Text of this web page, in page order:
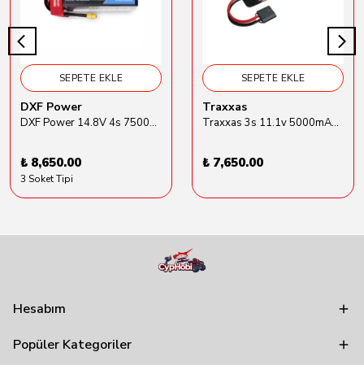
SEPETE EKLE
DXF Power
DXF Power 14.8V 4s 7500mAh 80C Hardcase Lipo Batarya
₺ 8,650.00
3 Soket Tipi
SEPETE EKLE
Traxxas
Traxxas 3s 11.1v 5000mAh Lipo Batarya (TRX 2872X)
₺ 7,650.00
Hesabım
Popüler Kategoriler